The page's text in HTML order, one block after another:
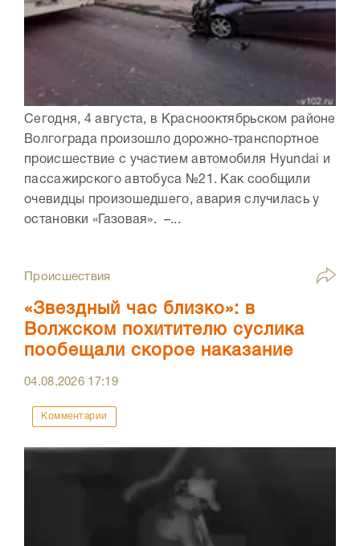
Сегодня, 4 августа, в Краснооктябрьском районе
Волгограда произошло дорожно-транспортное
происшествие с участием автомобиля Hyundai и
пассажирского автобуса №21. Как сообщили
очевидцы произошедшего, авария случилась у
остановки «Газовая». –...
Происшествия
«Звездный час близко»: в
Волжском похитителю суслика
пообещали скорое наказание
04.08.2026 17:19
Комментарии